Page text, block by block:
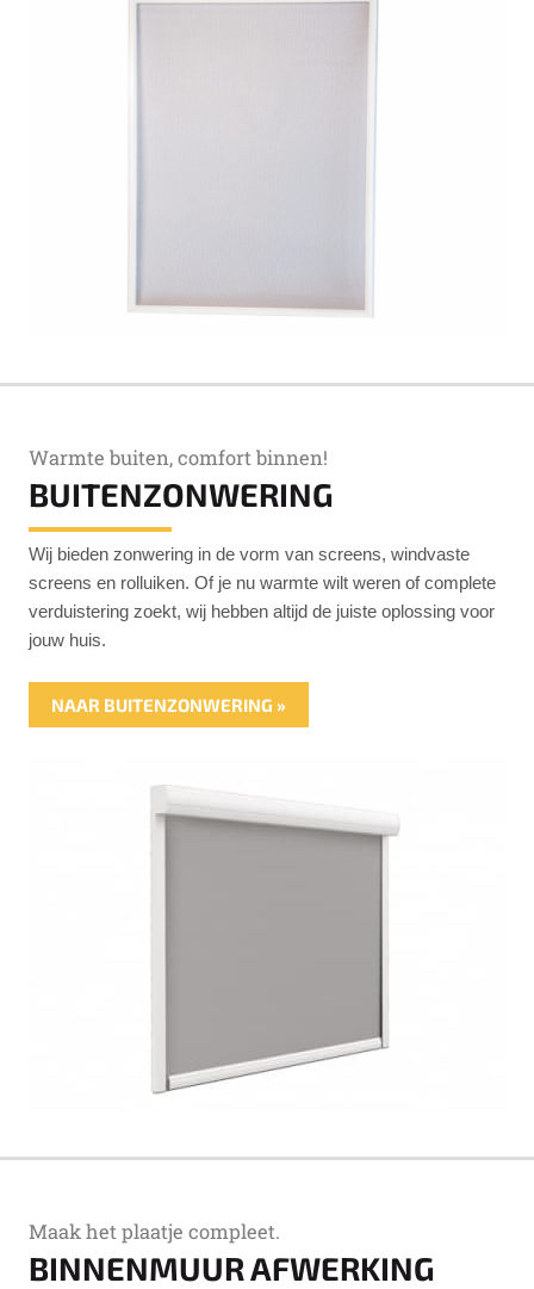
Warmte buiten, comfort binnen!
BUITENZONWERING
Wij bieden zonwering in de vorm van screens, windvaste
screens en rolluiken. Of je nu warmte wilt weren of complete
verduistering zoekt, wij hebben altijd de juiste oplossing voor
jouw huis.
NAAR BUITENZONWERING »
Maak het plaatje compleet.
BINNENMUUR AFWERKING